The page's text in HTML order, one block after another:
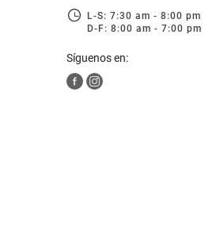
L-S: 7:30 am - 8:00 pm
D-F: 8:00 am - 7:00 pm
Síguenos en: